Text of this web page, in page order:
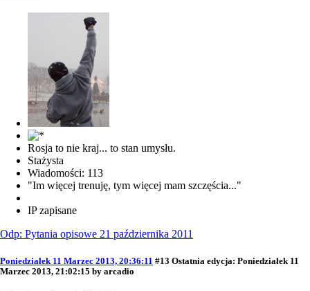
Rosja to nie kraj... to stan umysłu.
Stażysta
Wiadomości: 113
"Im więcej trenuję, tym więcej mam szczęścia..."
IP zapisane
Odp: Pytania opisowe 21 października 2011
Poniedziałek 11 Marzec 2013, 20:36:11 #13 Ostatnia edycja: Poniedziałek 11
Marzec 2013, 21:02:15 by arcadio